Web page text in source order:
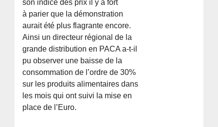
son indice des prix il y a fort
à parier que la démonstration
aurait été plus flagrante encore.
Ainsi un directeur régional de la
grande distribution en PACA a-t-il
pu observer une baisse de la
consommation de l’ordre de 30%
sur les produits alimentaires dans
les mois qui ont suivi la mise en
place de l’Euro.